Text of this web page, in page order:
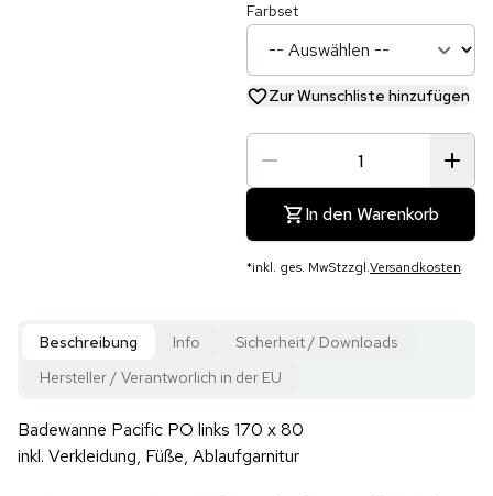
Farbset
Zur Wunschliste hinzufügen
In den Warenkorb
*inkl. ges. MwStzzgl.Versandkosten
Beschreibung Info
Sicherheit / Downloads
Hersteller / Verantworlich in der EU
Badewanne Pacific PO links 170 x 80
inkl. Verkleidung, Füße, Ablaufgarnitur